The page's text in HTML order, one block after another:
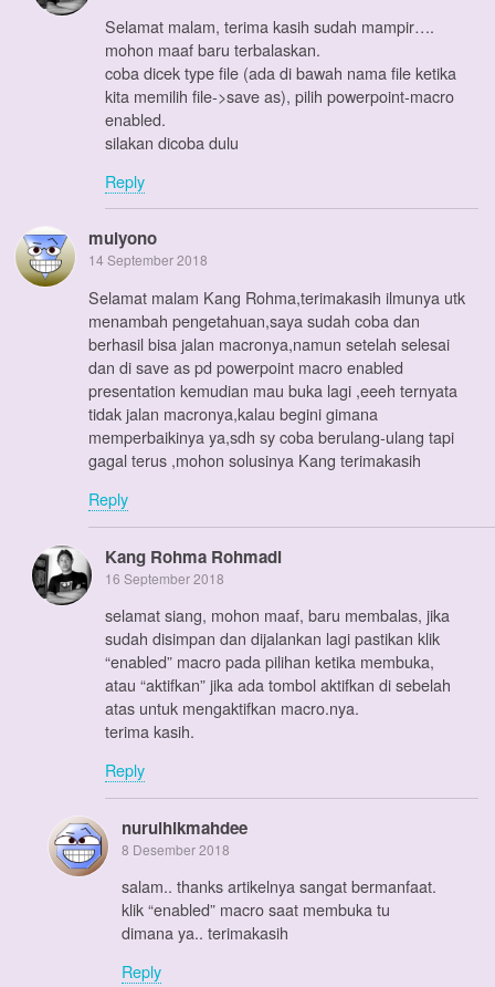
Selamat malam, terima kasih sudah mampir….
mohon maaf baru terbalaskan.
coba dicek type file (ada di bawah nama file ketika
kita memilih file->save as), pilih powerpoint-macro
enabled.
silakan dicoba dulu
Reply
mulyono
14 September 2018
Selamat malam Kang Rohma,terimakasih ilmunya utk
menambah pengetahuan,saya sudah coba dan
berhasil bisa jalan macronya,namun setelah selesai
dan di save as pd powerpoint macro enabled
presentation kemudian mau buka lagi ,eeeh ternyata
tidak jalan macronya,kalau begini gimana
memperbaikinya ya,sdh sy coba berulang-ulang tapi
gagal terus ,mohon solusinya Kang terimakasih
Reply
Kang Rohma Rohmadi
16 September 2018
selamat siang, mohon maaf, baru membalas, jika
sudah disimpan dan dijalankan lagi pastikan klik
“enabled” macro pada pilihan ketika membuka,
atau “aktifkan” jika ada tombol aktifkan di sebelah
atas untuk mengaktifkan macro.nya.
terima kasih.
Reply
nurulhikmahdee
8 Desember 2018
salam.. thanks artikelnya sangat bermanfaat.
klik “enabled” macro saat membuka tu
dimana ya.. terimakasih
Reply